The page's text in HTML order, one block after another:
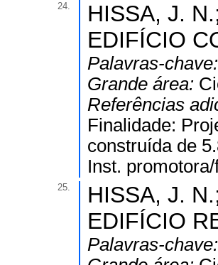
24.
HISSA, J.
EDIFÍCIO
Palavras-chave:
Grande área:
Referências
Finalidade:
construída de
Inst.
25.
HISSA, J.
EDIFÍCIO
Palavras-chave: